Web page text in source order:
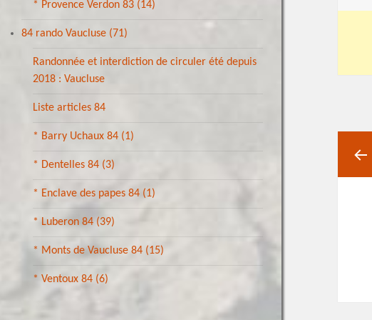
* Provence Verdon 83 (14)
84 rando Vaucluse (71)
Randonnée et interdiction de circuler été depuis
2018 : Vaucluse
Liste articles 84
* Barry Uchaux 84 (1)
* Dentelles 84 (3)
* Enclave des papes 84 (1)
* Luberon 84 (39)
* Monts de Vaucluse 84 (15)
* Ventoux 84 (6)
desPage
1